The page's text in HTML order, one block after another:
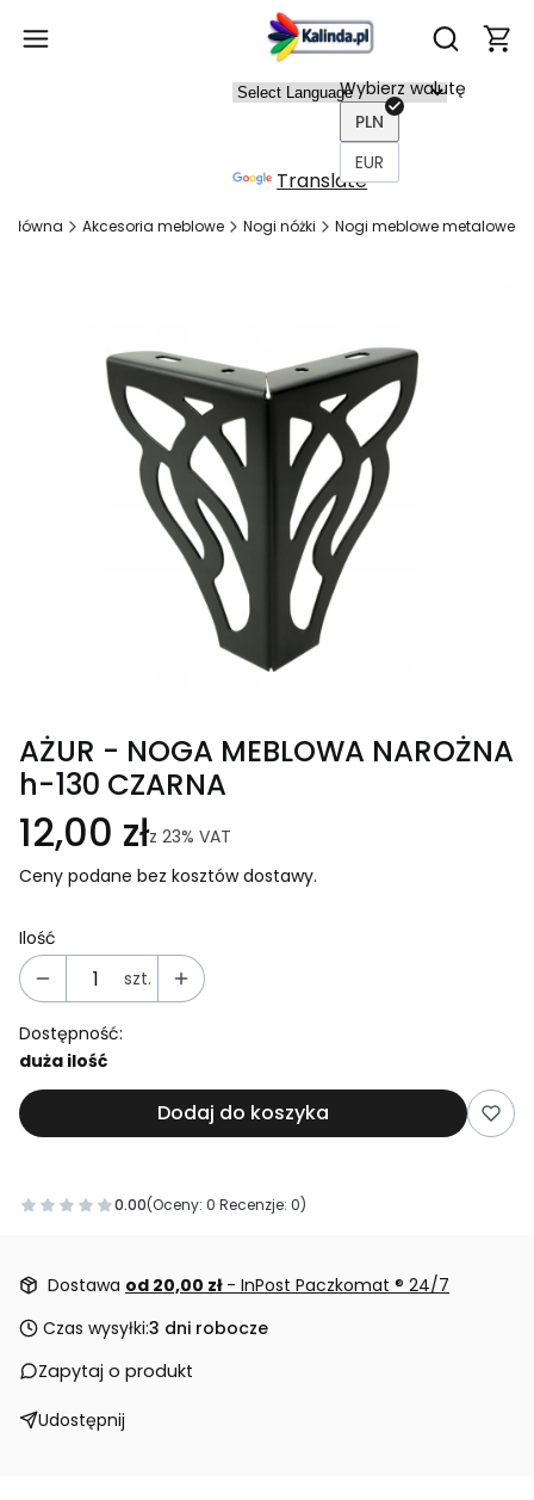
Otwórz
Translate
Wybierz walutę
PLN
EUR
główna Akcesoria meblowe Nogi nóżki Nogi meblowe metalowe
AŻUR - NOGA MEBLOWA NAROŻNA
h-130 CZARNA
12,00 złz 23% VAT
Ceny podane bez kosztów dostawy.
Ilość
szt.
Dostępność:
duża ilość
Dodaj do koszyka
0.00(Oceny: 0 Recenzje: 0)
Przejdź do sekcji Opinie
Dostawa od 20,00 zł - InPost Paczkomat ® 24/7
Czas wysyłki:3 dni robocze
Zapytaj o produkt
Udostępnij